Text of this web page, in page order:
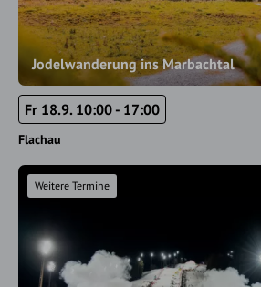
Jodelwanderung ins Marbachtal
Fr 18.9. 10:00 - 17:00
Flachau
Weitere Termine